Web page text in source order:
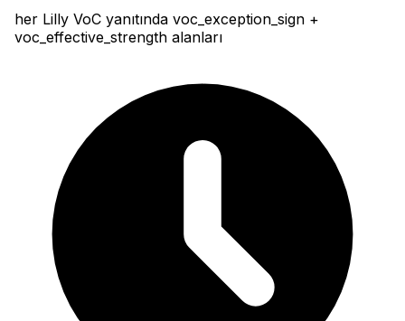
her Lilly VoC yanıtında voc_exception_sign +
voc_effective_strength alanları